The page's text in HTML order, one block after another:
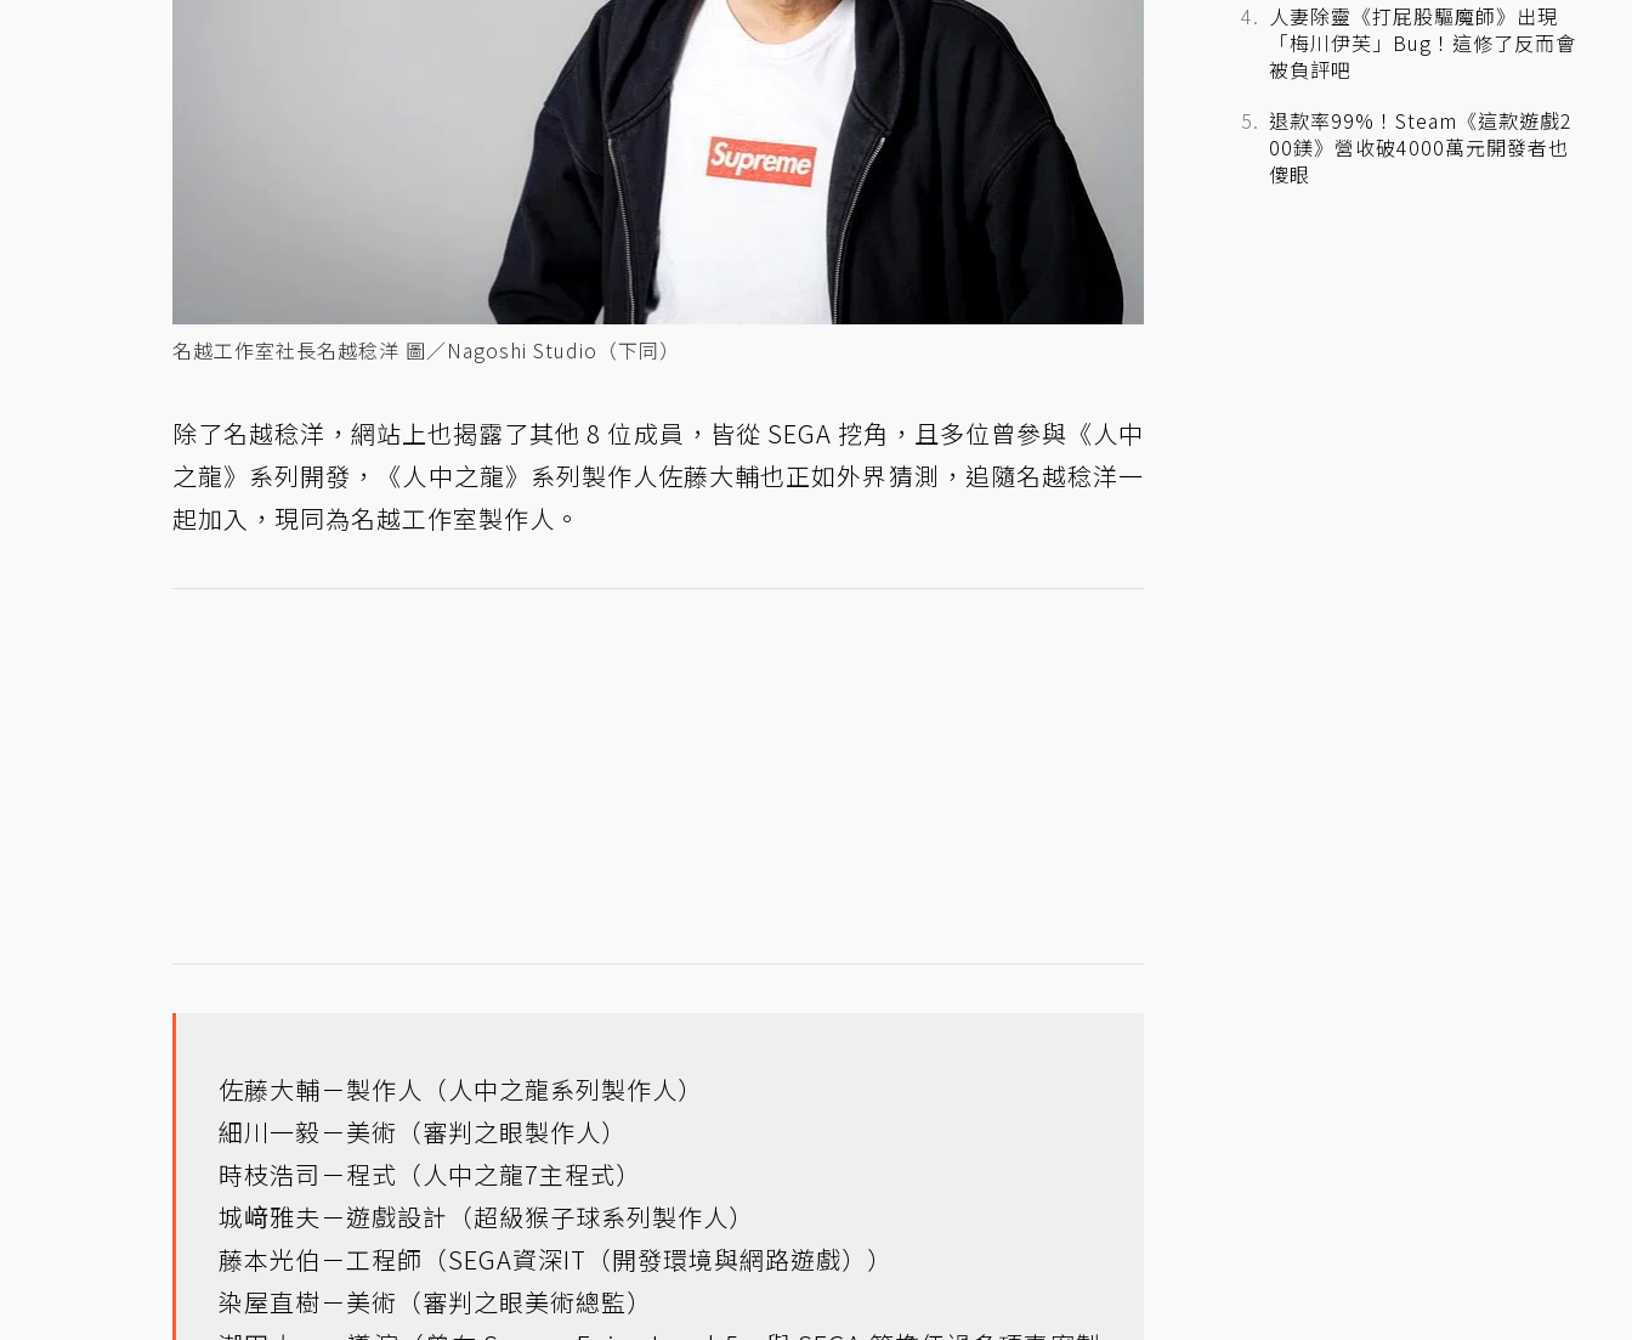
名越工作室社長名越稔洋 圖／Nagoshi Studio（下同）
除了名越稔洋，網站上也揭露了其他 8 位成員，皆從 SEGA 挖角，且多位曾參與《人中
之龍》系列開發，《人中之龍》系列製作人佐藤大輔也正如外界猜測，追隨名越稔洋一
起加入，現同為名越工作室製作人。
佐藤大輔－製作人（人中之龍系列製作人）
細川一毅－美術（審判之眼製作人）
時枝浩司－程式（人中之龍7主程式）
城﨑雅夫－遊戲設計（超級猴子球系列製作人）
藤本光伯－工程師（SEGA資深IT（開發環境與網路遊戲））
染屋直樹－美術（審判之眼美術總監）
人妻除靈《打屁股驅魔師》出現
「梅川伊芙」Bug！這修了反而會
被負評吧
退款率99%！Steam《這款遊戲2
00鎂》營收破4000萬元開發者也
傻眼